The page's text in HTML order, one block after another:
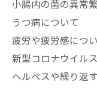
小腸内の菌の異常
うつ病について
疲労や疲労感につ
新型コロナウイル
ヘルペスや繰り返